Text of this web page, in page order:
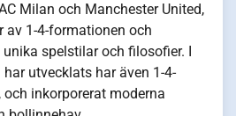
Milan och Manchester United,
av 1-4-formationen och
spelstilar och filosofier. I
utvecklats har även 1-4-
inkorporerat moderna